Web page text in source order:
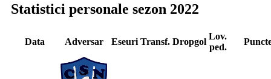
Statistici personale sezon 2022
Data Adversar Eseuri Transf. Dropgol
Lov.
ped.